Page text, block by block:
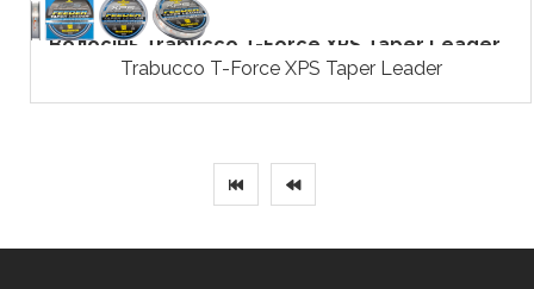
Волосінь Trabucco T-Force XPS Taper Leader...
Trabucco T-Force XPS Taper Leader